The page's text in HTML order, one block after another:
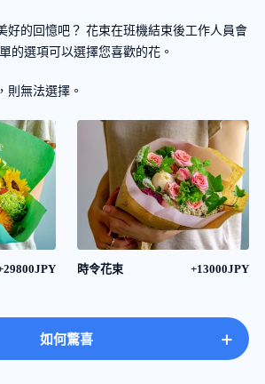
好的回憶吧？ 花束在班機結束後工作人員會
的選項可以選擇您喜歡的花。
則無法選擇。
時令花束 +13000JPY
如何驚喜 +